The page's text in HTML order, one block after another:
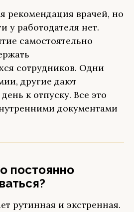
рекомендация врачей, но
у работодателя нет.
самостоятельно
сотрудников. Одни
другие дают
к отпуску. Все это
документами
постоянно
рутинная и экстренная.